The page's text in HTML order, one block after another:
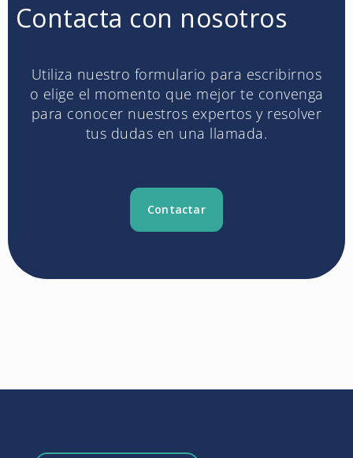
Contacta con nosotros
Utiliza nuestro formulario para escribirnos
o elige el momento que mejor te convenga
para conocer nuestros expertos y resolver
tus dudas en una llamada.
Contactar